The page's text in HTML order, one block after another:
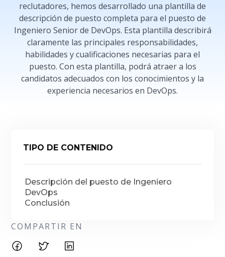
reclutadores, hemos desarrollado una plantilla de
descripción de puesto completa para el puesto de
Ingeniero Senior de DevOps. Esta plantilla describirá
claramente las principales responsabilidades,
habilidades y cualificaciones necesarias para el
puesto. Con esta plantilla, podrá atraer a los
candidatos adecuados con los conocimientos y la
experiencia necesarios en DevOps.
TIPO DE CONTENIDO
Descripción del puesto de Ingeniero
DevOps
Conclusión
COMPARTIR EN